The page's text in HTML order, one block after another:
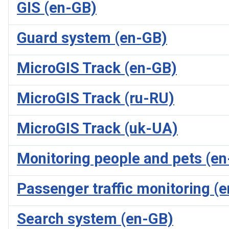
GIS (en-GB)
Guard system (en-GB)
MicroGIS Track (en-GB)
MicroGIS Track (ru-RU)
MicroGIS Track (uk-UA)
Monitoring people and pets
Passenger traffic monitoring
Search system (en-GB)